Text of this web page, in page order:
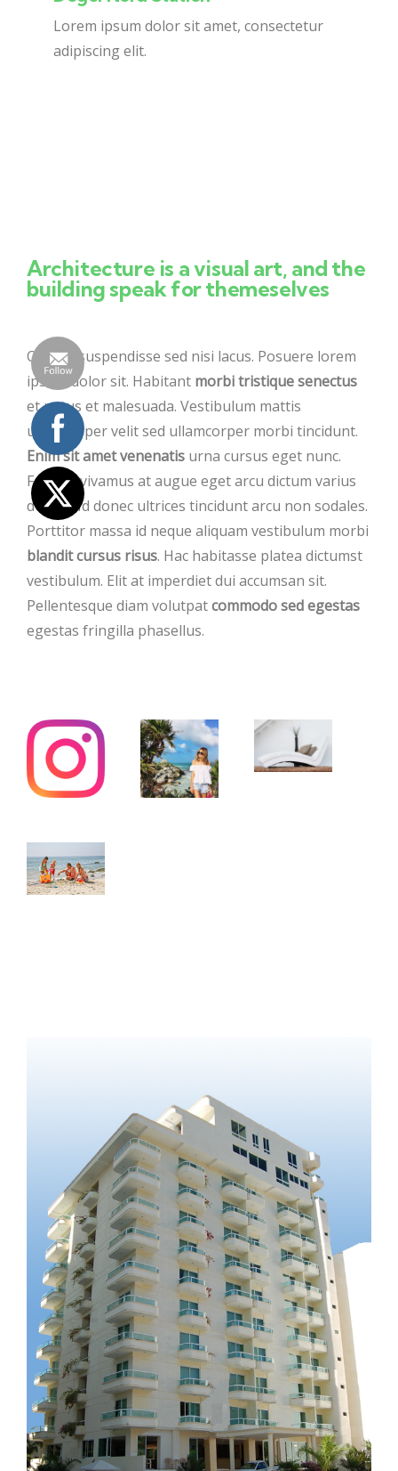
Lorem ipsum dolor sit amet, consectetur
adipiscing elit.
Architecture is a visual art, and the
building speak for themeselves
Ornare suspendisse sed nisi lacus. Posuere lorem
ipsum dolor sit. Habitant morbi tristique senectus
et netus et malesuada. Vestibulum mattis
ullamcorper velit sed ullamcorper morbi tincidunt.
Enim sit amet venenatis urna cursus eget nunc.
Feugiat vivamus at augue eget arcu dictum varius
duis at. Id donec ultrices tincidunt arcu non sodales.
Porttitor massa id neque aliquam vestibulum morbi
blandit cursus risus. Hac habitasse platea dictumst
vestibulum. Elit at imperdiet dui accumsan sit.
Pellentesque diam volutpatcommodo sed egestas
egestas fringilla phasellus.